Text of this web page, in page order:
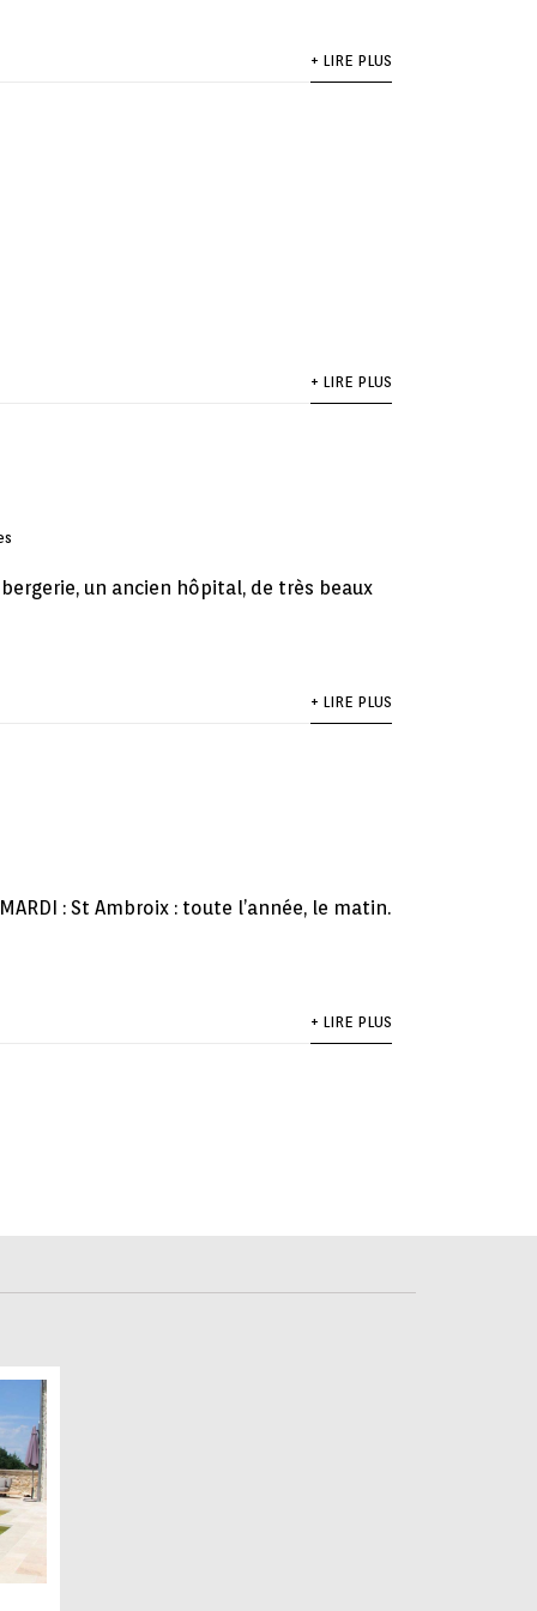
+ LIRE PLUS
+ LIRE PLUS
un ancien hôpital, de très beaux
+ LIRE PLUS
: St Ambroix : toute l’année, le matin.
+ LIRE PLUS